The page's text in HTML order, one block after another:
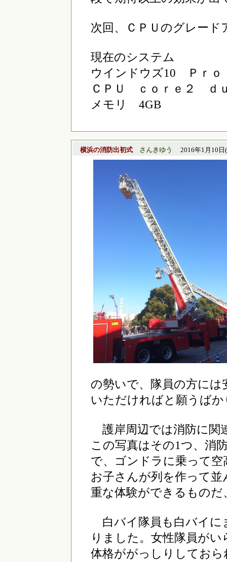
次回、ＣＰＵのグレー
現在のシステム
ウインドウズ10 Ｐｒｏ
ＣＰＵ ｃｏｒｅ２ ｄ
メモリ 4GB
横浜の消防出初式 さんきゆう 2016年1月10日
の勢いで、隊員の方に
いただければと願うば
護岸周辺では消防に関
この写真はその1つ、消
で、ゴンドラに乗って
お子さんが列を作って
重な体験ができるもの
白バイ隊員も白バイに
りました。女性隊員が
体格ががっしりしてお